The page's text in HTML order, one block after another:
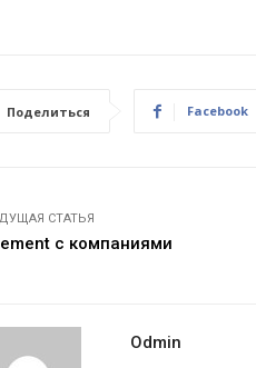
Поделиться Facebook
СТАТЬЯ
с компаниями
Odmin